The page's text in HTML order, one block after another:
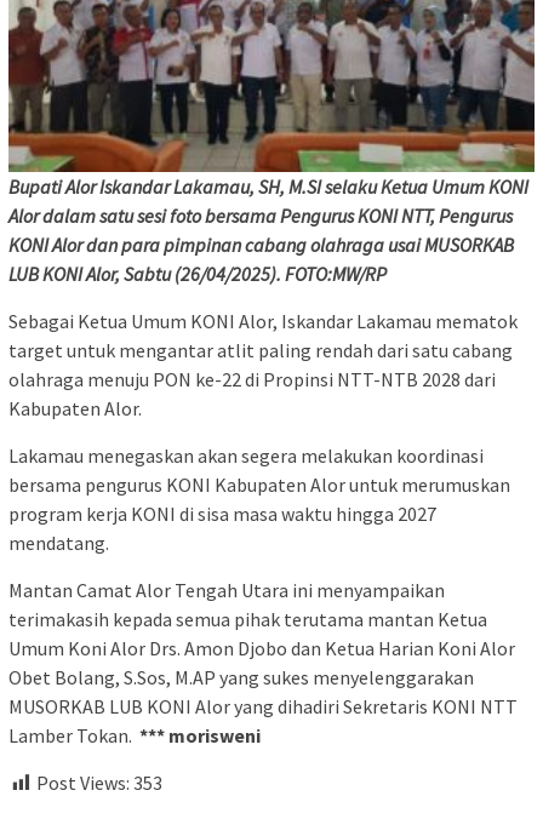
Bupati Alor Iskandar Lakamau, SH, M.SI selaku Ketua Umum KONI
Alor dalam satu sesi foto bersama Pengurus KONI NTT, Pengurus
KONI Alor dan para pimpinan cabang olahraga usai MUSORKAB
LUB KONI Alor, Sabtu (26/04/2025). FOTO:MW/RP
Sebagai Ketua Umum KONI Alor, Iskandar Lakamau mematok
target untuk mengantar atlit paling rendah dari satu cabang
olahraga menuju PON ke-22 di Propinsi NTT-NTB 2028 dari
Kabupaten Alor.
Lakamau menegaskan akan segera melakukan koordinasi
bersama pengurus KONI Kabupaten Alor untuk merumuskan
program kerja KONI di sisa masa waktu hingga 2027
mendatang.
Mantan Camat Alor Tengah Utara ini menyampaikan
terimakasih kepada semua pihak terutama mantan Ketua
Umum Koni Alor Drs. Amon Djobo dan Ketua Harian Koni Alor
Obet Bolang, S.Sos, M.AP yang sukes menyelenggarakan
MUSORKAB LUB KONI Alor yang dihadiri Sekretaris KONI NTT
Lamber Tokan. *** morisweni
Post Views: 353